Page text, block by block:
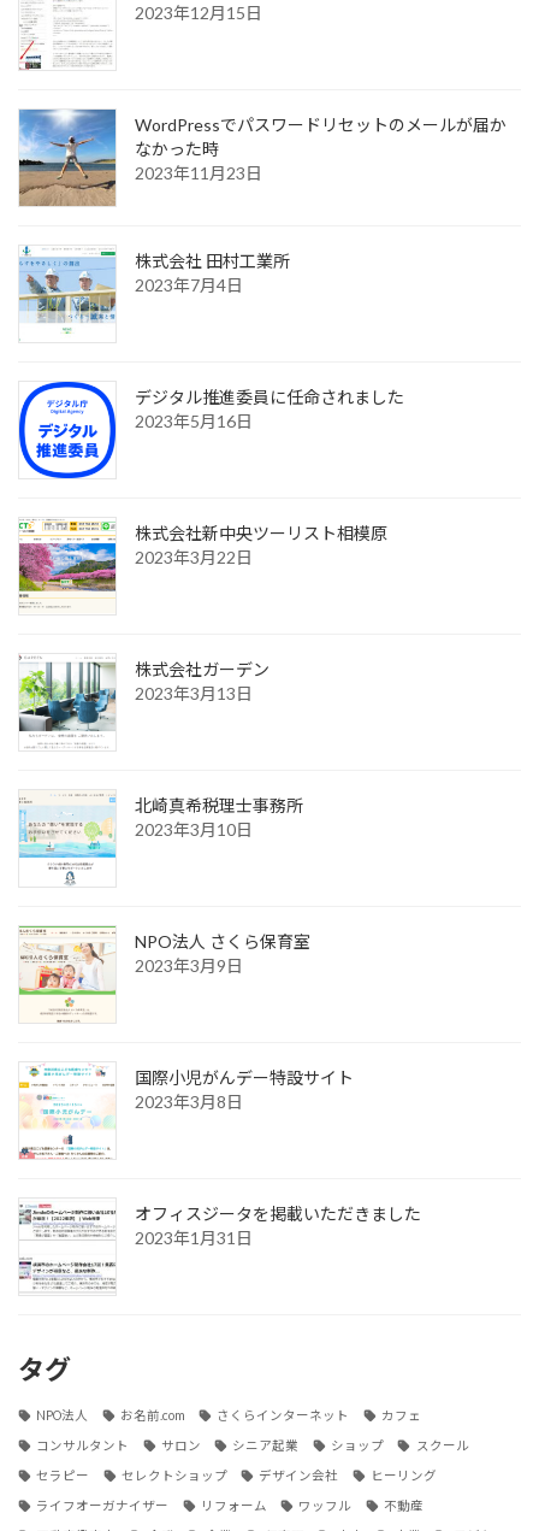
2023年12月15日
WordPressでパスワードリセットのメールが届か
なかった時
2023年11月23日
株式会社 田村工業所
2023年7月4日
デジタル推進委員に任命されました
2023年5月16日
株式会社新中央ツーリスト相模原
2023年3月22日
株式会社ガーデン
2023年3月13日
北崎真希税理士事務所
2023年3月10日
NPO法人 さくら保育室
2023年3月9日
国際小児がんデー特設サイト
2023年3月8日
オフィスジータを掲載いただきました
2023年1月31日
タグ
NPO法人 お名前.com さくらインターネット カフェ
コンサルタント サロン シニア起業 ショップ スクール
セラピー セレクトショップ デザイン会社 ヒーリング
ライフオーガナイザー リフォーム ワッフル 不動産